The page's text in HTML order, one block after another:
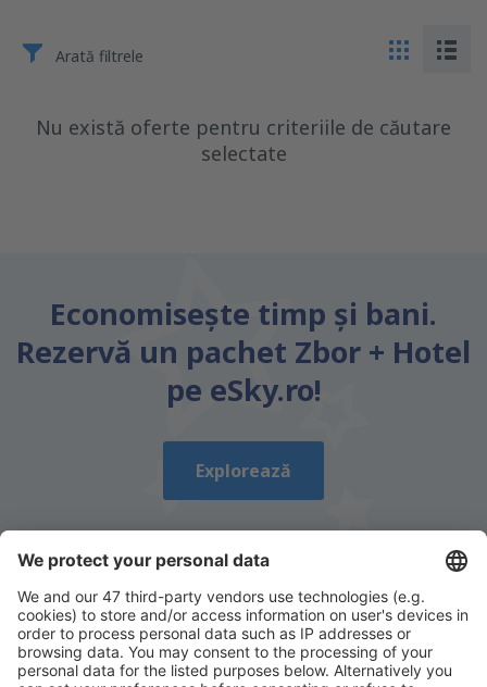
Arată filtrele
Nu există oferte pentru criteriile de căutare
selectate
Economiseşte timp și bani.
Rezervă un pachet Zbor + Hotel
pe eSky.ro!
Explorează